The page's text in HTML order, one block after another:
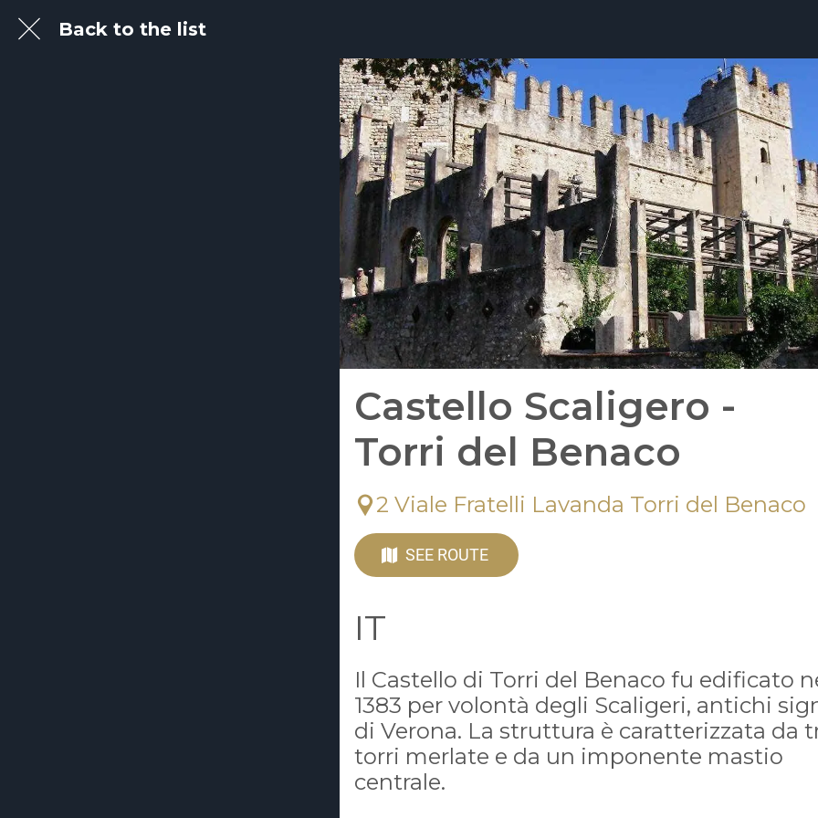
Back to the list
Castello Scaligero -
Torri del Benaco
2 Viale Fratelli Lavanda Torri del Benaco
SEE ROUTE
IT
Il Castello di Torri del Benaco fu edificato
1383 per volontà degli Scaligeri, antichi
di Verona. La struttura è caratterizzata da
torri merlate e da un imponente mastio
centrale.